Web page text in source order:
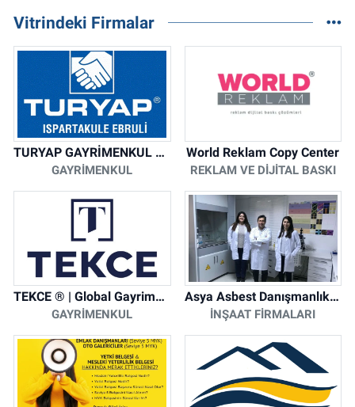
Vitrindeki Firmalar
TURYAP GAYRİMENKUL DANIŞMANLIK HİZMETLERİ
GAYRIMENKUL
World Reklam Copy Center
REKLAM VE DIJITAL BASKI
TEKCE ® | Global Gayrimenkul Şirketi
GAYRIMENKUL
Asya Asbest Danışmanlık - Asbest Söküm ve Asbest Raporu
İNŞAAT FIRMALARI